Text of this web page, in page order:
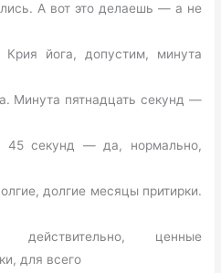
А вот это делаешь — а не
Крия йога, допустим, минута
Минута пятнадцать секунд —
45 секунд — да, нормально,
долгие месяцы притирки.
ценные
для всего